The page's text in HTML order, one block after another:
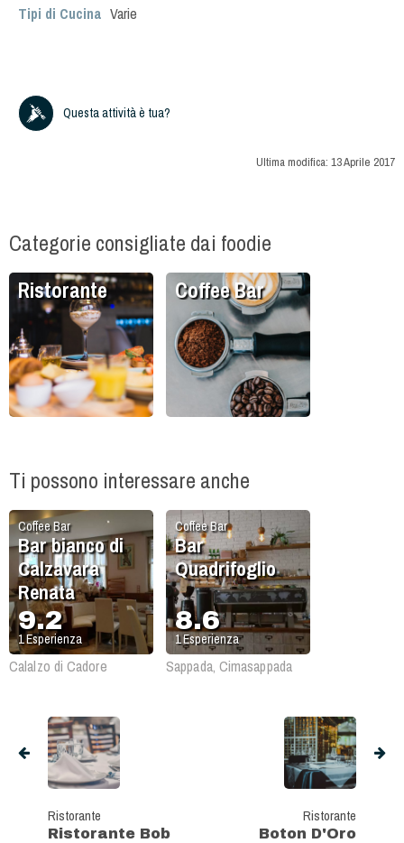
Tipi di Cucina Varie
Questa attività è tua?
Ultima modifica: 13 Aprile 2017
Categorie consigliate dai foodie
Ristorante Coffee Bar
Ti possono interessare anche
Coffee Bar
Bar bianco di
Calzavara
Renata
9.2
1Esperienza
Calalzo di Cadore
Coffee Bar
Bar
Quadrifoglio
8.6
1Esperienza
Sappada, Cimasappada
Ristorante
Ristorante Bob
Ristorante
Boton D'Oro